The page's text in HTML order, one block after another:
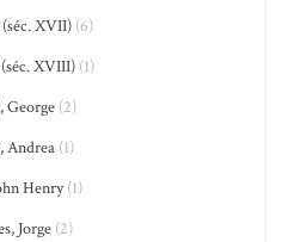
XVII)(6)
XVIII)(1)
George (2)
Andrea(1)
Henry(1)
Jorge(2)